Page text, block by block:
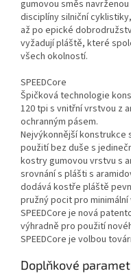
gumovou směs
disciplíny silniční
až po epické
vyžadují pláště, které
všech okolností.
SPEEDCore
Špičková technologie
120 tpi s vnitřní vrstvou z
ochranným pásem.
Nejvýkonnější konstrukce
použití bez duše s
kostry gumovou vrstvu s
srovnání s plášti s
dodává kostře pláště
pružný pocit pro
SPEEDCore je nová
výhradně pro použití
SPEEDCore je volbou
Doplňkové